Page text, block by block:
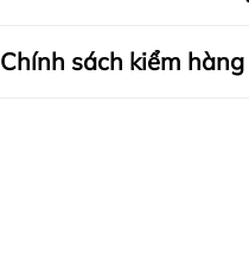
Chính sách kiểm hàng